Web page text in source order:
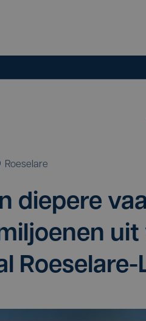
Roeselare
die­pe­re
Roeselare-